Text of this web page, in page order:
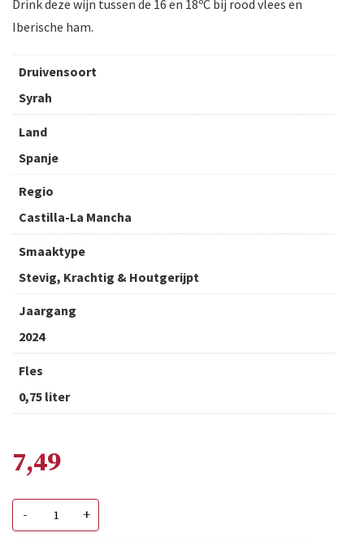
Drink deze wijn tussen de 16 en 18ºC bij rood vlees en
Iberische ham.
Druivensoort
Syrah
Land
Spanje
Regio
Castilla-La Mancha
Smaaktype
Stevig, Krachtig & Houtgerijpt
Jaargang
2024
Fles
0,75 liter
7,49
-
Lindo
Syrah
+